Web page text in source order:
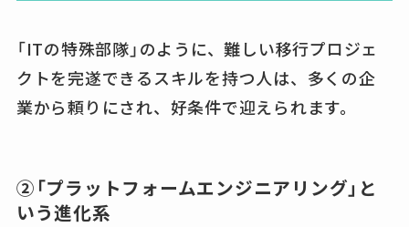
「ITの特殊部隊」のように、難しい移行プロジェ
クトを完遂できるスキルを持つ人は、多くの企
業から頼りにされ、好条件で迎えられます。
②「プラットフォームエンジニアリング」と
いう進化系